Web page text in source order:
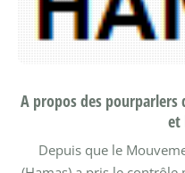
A propos des pourparlers
et
Depuis que le